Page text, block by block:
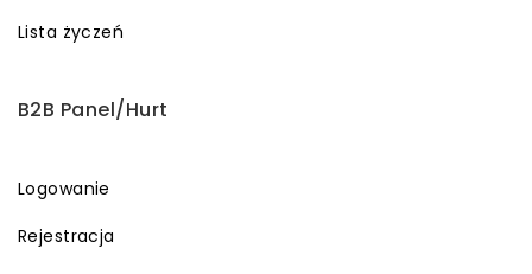
Lista życzeń
B2B Panel/Hurt
Logowanie
Rejestracja